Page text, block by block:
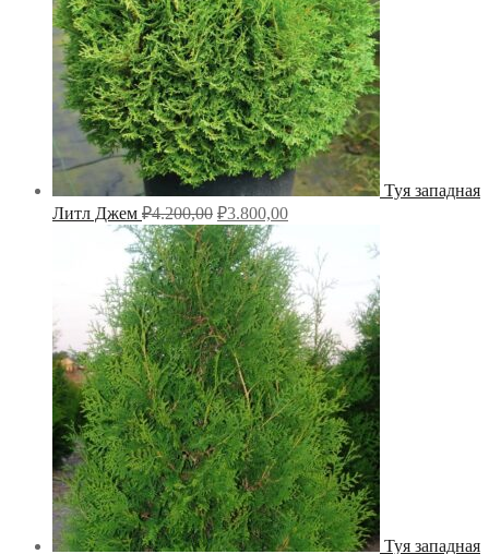
Туя западная
Литл Джем ₽4.200,00 ₽3.800,00
Туя западная